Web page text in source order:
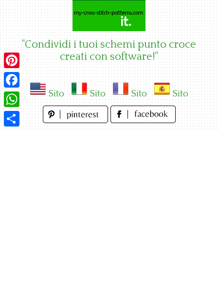
"Condividi i tuoi schemi punto croce
creati con software!"
Sito Sito Sito Sito
Pinterest
Facebook
WhatsApp